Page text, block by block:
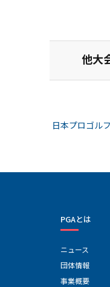
他大
日本プロゴル
PGAとは
ニュース
団体情報
事業概要